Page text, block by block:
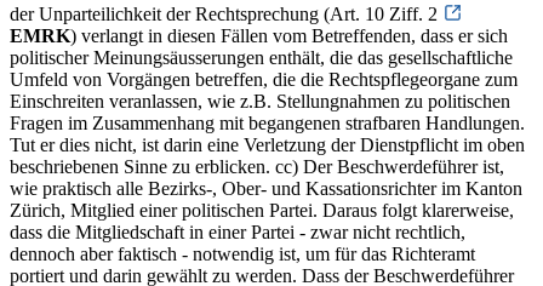
der Unparteilichkeit der Rechtsprechung (Art. 10 Ziff. 2
EMRK) verlangt in diesen Fällen vom Betreffenden, dass er sich
politischer Meinungsäusserungen enthält, die das gesellschaftliche
Umfeld von Vorgängen betreffen, die die Rechtspflegeorgane zum
Einschreiten veranlassen, wie z.B. Stellungnahmen zu politischen
Fragen im Zusammenhang mit begangenen strafbaren Handlungen.
Tut er dies nicht, ist darin eine Verletzung der Dienstpflicht im oben
beschriebenen Sinne zu erblicken. cc) Der Beschwerdeführer ist,
wie praktisch alle Bezirks-, Ober- und Kassationsrichter im Kanton
Zürich, Mitglied einer politischen Partei. Daraus folgt klarerweise,
dass die Mitgliedschaft in einer Partei - zwar nicht rechtlich,
dennoch aber faktisch - notwendig ist, um für das Richteramt
portiert und darin gewählt zu werden. Dass der Beschwerdeführer